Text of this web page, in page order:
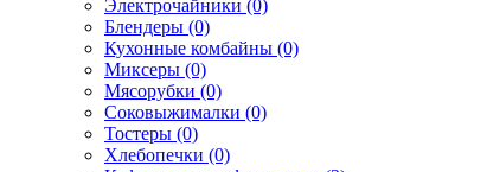
Электрочайники (0)
Блендеры (0)
Кухонные комбайны (0)
Миксеры (0)
Мясорубки (0)
Соковыжималки (0)
Тостеры (0)
Хлебопечки (0)